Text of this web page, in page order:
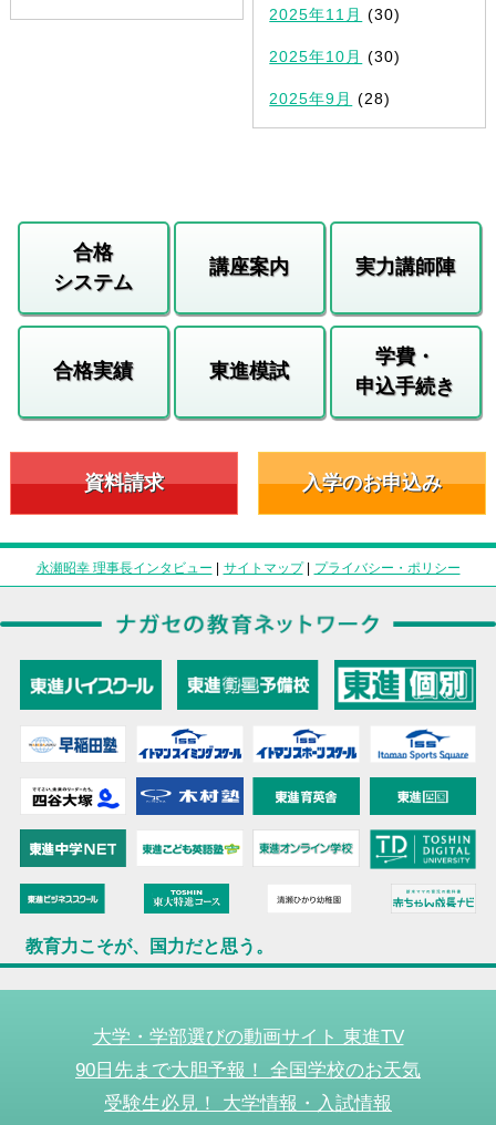
2025年11月 (30)
2025年10月 (30)
2025年9月 (28)
合格
システム
講座案内 実力講師陣
合格実績 東進模試
学費・
申込手続き
資料請求 入学のお申込み
永瀬昭幸 理事長インタビュー | サイトマップ| プライバシー・ポリシー
教育力こそが、国力だと思う。
大学・学部選びの動画サイト 東進TV
90日先まで大胆予報！ 全国学校のお天気
受験生必見！ 大学情報・入試情報